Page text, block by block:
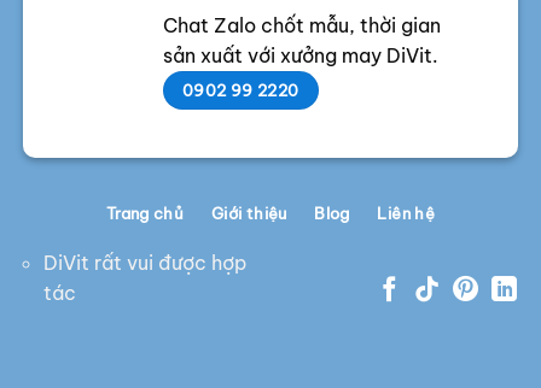
Chat Zalo chốt mẫu, thời gian
sản xuất với xưởng may DiVit.
0902 99 2220
DiVit rất vui được hợp
tác
Trang chủ Giới thiệu Blog Liên hệ